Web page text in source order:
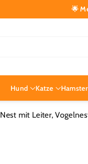
🌟
Hund Katze
mit Leiter,